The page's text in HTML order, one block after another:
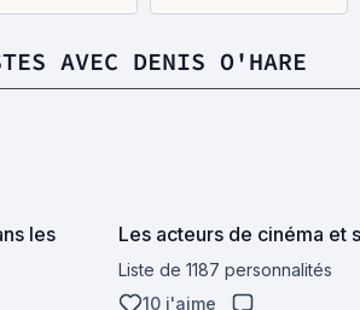
AVEC DENIS O'HARE
les
Les acteurs de cinéma et
Liste de 1187 personnalités
10 j'aime